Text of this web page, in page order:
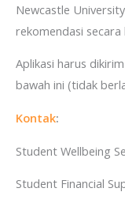
Newcastle
rekomendasi secara
Aplikasi harus
bawah ini (tidak
Kontak:
Student Wellbeing
Student Financial